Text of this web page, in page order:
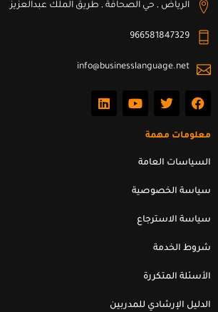
الرياض , حي الصحافة , طريق الملك عبدالعزيز
966581847329
info@businesslanguage.net
a
e
b
o
w
t
e
r
o
i
معلومات مهمة
السياسات العامة
سياسة الخصوصية
سياسة الاسترجاع
شروط الخدمة
الأسئلة المتكررة
الدليل الإرشادي للمدربين